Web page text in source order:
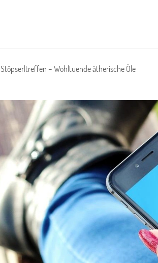
Stöpserltreffen – Wohltuende ätherische Öle